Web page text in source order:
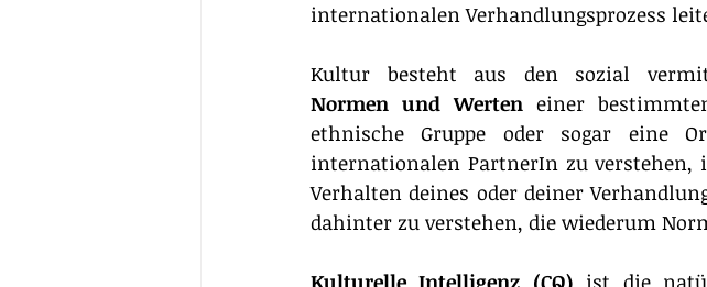
internationalen Verhandlungsprozess
Kultur besteht aus den sozial
Normen und Werten einer
ethnische Gruppe oder sogar eine
internationalen PartnerIn zu verstehen,
Verhalten deines oder deiner
dahinter zu verstehen, die wiederum
Kulturelle Intelligenz (CQ) ist die